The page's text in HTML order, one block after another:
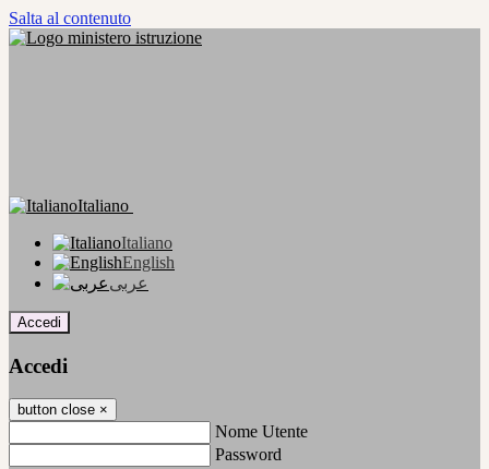
Salta al contenuto
Italiano
Italiano
English
عربى
Accedi
Accedi
button close ×
Nome Utente
Password